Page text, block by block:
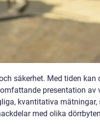
säkerhet. Med tiden
presentation av
kvantitativa
med olika